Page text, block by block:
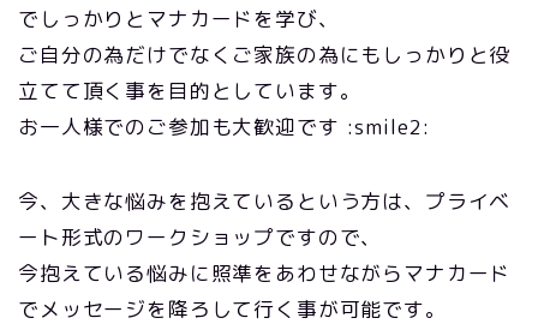
でしっかりとマナカードを学び、
ご自分の為だけでなくご家族の為にもしっかりと役
立てて頂く事を目的としています。
お一人様でのご参加も大歓迎です :smile2:
今、大きな悩みを抱えているという方は、プライベ
ート形式のワークショップですので、
今抱えている悩みに照準をあわせながらマナカード
でメッセージを降ろして行く事が可能です。